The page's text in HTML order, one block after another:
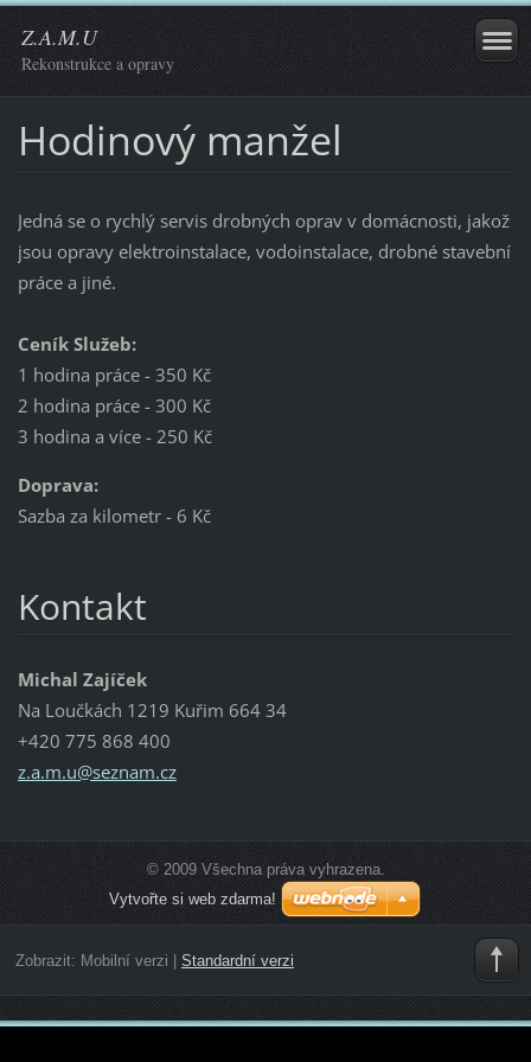
Z.A.M.U
Rekonstrukce a opravy
Hodinový manžel
Jedná se o rychlý servis drobných oprav v domácnosti, jakož
jsou opravy elektroinstalace, vodoinstalace, drobné stavební
práce a jiné.
Ceník Služeb:
1 hodina práce - 350 Kč
2 hodina práce - 300 Kč
3 hodina a více - 250 Kč
Doprava:
Sazba za kilometr - 6 Kč
Kontakt
Michal Zajíček
Na Loučkách 1219 Kuřim 664 34
+420 775 868 400
z.a.m.u@seznam.cz
© 2009 Všechna práva vyhrazena.
Vytvořte si web zdarma!
Zobrazit: Mobilní verzi Standardní verzi